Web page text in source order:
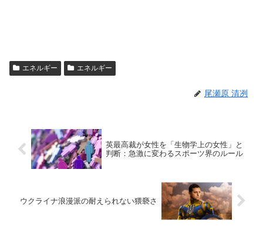
エネルギー エネルギー
尾瀬原 清冽
英最高裁が女性を「生物学上の女性」と
判断：急激に変わるスポーツ界のルール
ウクライナ浪漫派の耐えられない猥褻さ